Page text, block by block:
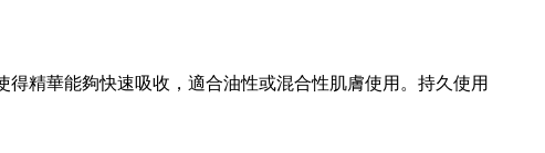
精華能夠快速吸收，適合油性或混合性肌膚使用。持久使用